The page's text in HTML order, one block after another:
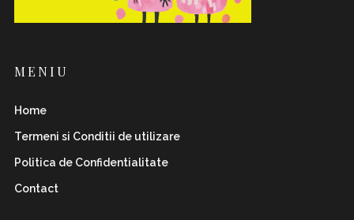
MENIU
Home
Termeni si Conditii de utilizare
Politica de Confidentialitate
Contact